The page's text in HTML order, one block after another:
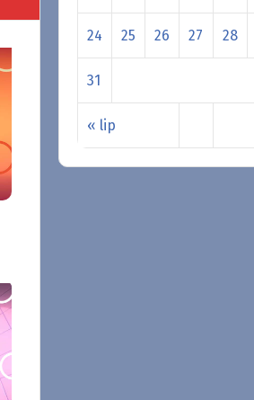
« lip
24 25 26 27 28
31